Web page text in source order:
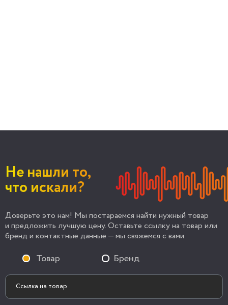
Не нашли то,
что искали?
Доверьте это нам! Мы постараемся найти нужный товар
и предложить лучшую цену. Оставьте ссылку на товар или
бренд и контактные данные — мы свяжемся с вами.
Товар Бренд